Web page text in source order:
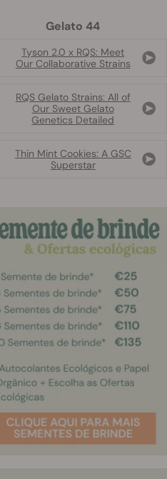
Gelato 44
Tyson 2.0 x RQS: Meet
Our Collaborative Strains
RQS Gelato Strains: All of
Our Sweet Gelato
Genetics Detailed
Thin Mint Cookies: A GSC
Superstar